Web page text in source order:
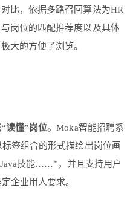
比，依据多路召回算法为HR
岗位的匹配推荐度以及具体
大的方便了浏览。
读懂”岗位。Moka智能招聘系
签组合的形式描绘出岗位画
技能……”，并且支持用户
企业用人要求。